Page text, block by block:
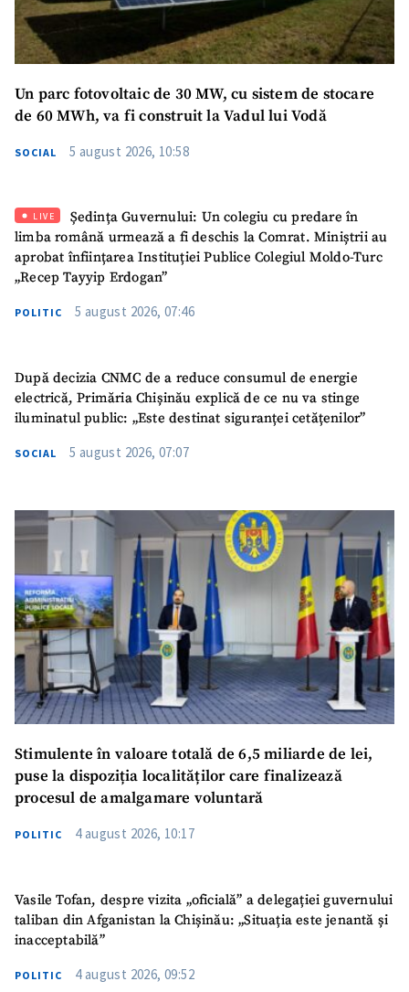
Un parc fotovoltaic de 30 MW, cu sistem de stocare
de 60 MWh, va fi construit la Vadul lui Vodă
SOCIAL 5 august 2026, 10:58
LIVE
Ședința Guvernului: Un colegiu cu predare în
limba română urmează a fi deschis la Comrat. Miniștrii au
aprobat înființarea Instituției Publice Colegiul Moldo-Turc
„Recep Tayyip Erdogan”
POLITIC 5 august 2026, 07:46
După decizia CNMC de a reduce consumul de energie
electrică, Primăria Chișinău explică de ce nu va stinge
iluminatul public: „Este destinat siguranței cetățenilor”
SOCIAL 5 august 2026, 07:07
Stimulente în valoare totală de 6,5 miliarde de lei,
puse la dispoziția localităților care finalizează
procesul de amalgamare voluntară
POLITIC 4 august 2026, 10:17
Vasile Tofan, despre vizita „oficială” a delegației guvernului
taliban din Afganistan la Chișinău: „Situația este jenantă și
inacceptabilă”
POLITIC 4 august 2026, 09:52